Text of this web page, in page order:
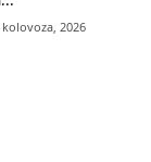
kolovoza, 2026